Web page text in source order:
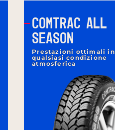
COMTRAC ALL
SEASON
Prestazioni ottimali in
qualsiasi condizione
atmosferica